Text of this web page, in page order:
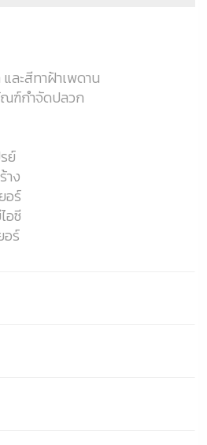
ละสีทาฝ้าเพดาน
ฑ์กำจัดปลวก
ย์
ง
อร์
อซี
ร์